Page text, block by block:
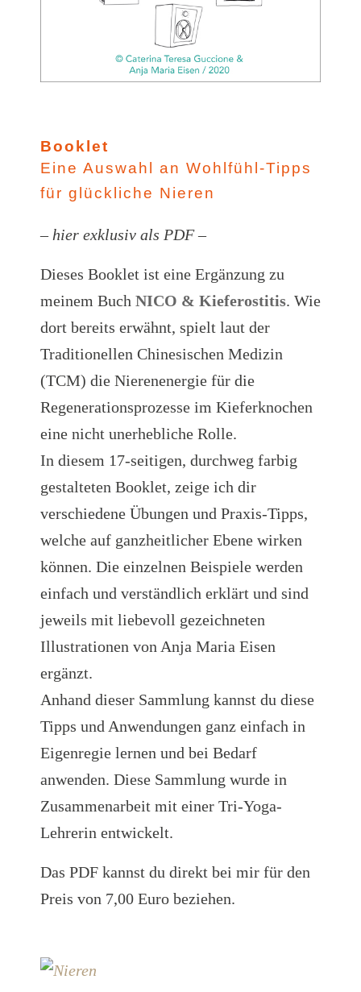
Booklet
Eine Auswahl an Wohlfühl-Tipps
für glückliche Nieren
– hier exklusiv als PDF –
Dieses Booklet ist eine Ergänzung zu
meinem Buch NICO & Kieferostitis. Wie
dort bereits erwähnt, spielt laut der
Traditionellen Chinesischen Medizin
(TCM) die Nierenenergie für die
Regenerationsprozesse im Kieferknochen
eine nicht unerhebliche Rolle.
In diesem 17-seitigen, durchweg farbig
gestalteten Booklet, zeige ich dir
verschiedene Übungen und Praxis-Tipps,
welche auf ganzheitlicher Ebene wirken
können. Die einzelnen Beispiele werden
einfach und verständlich erklärt und sind
jeweils mit liebevoll gezeichneten
Illustrationen von Anja Maria Eisen
ergänzt.
Anhand dieser Sammlung kannst du diese
Tipps und Anwendungen ganz einfach in
Eigenregie lernen und bei Bedarf
anwenden. Diese Sammlung wurde in
Zusammenarbeit mit einer Tri-Yoga-
Lehrerin entwickelt.
Das PDF kannst du direkt bei mir für den
Preis von 7,00 Euro beziehen.